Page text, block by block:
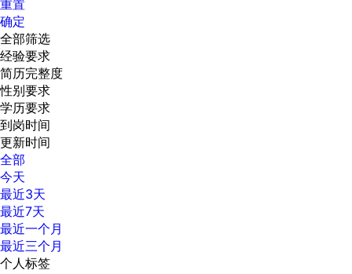
重置
确定
全部筛选
经验要求
简历完整度
性别要求
学历要求
到岗时间
更新时间
全部
今天
最近3天
最近7天
最近一个月
最近三个月
个人标签